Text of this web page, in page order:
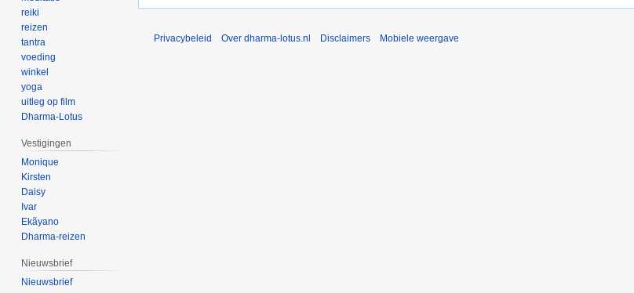
reiki
reizen
tantra
voeding
winkel
yoga
uitleg op film
Dharma-Lotus
Vestigingen
Monique
Kirsten
Daisy
Ivar
Ekãyano
Dharma-reizen
Nieuwsbrief
Nieuwsbrief
Privacybeleid Over dharma-lotus.nl Disclaimers Mobiele weergave